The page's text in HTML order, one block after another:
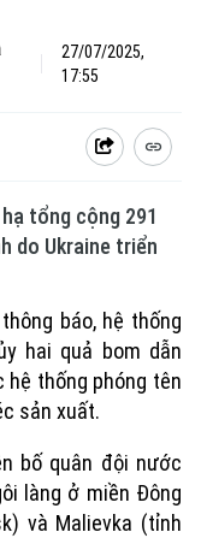
27/07/2025,
17:55
tổng cộng 291
do Ukraine triển
báo, hệ thống
hai quả bom dẫn
hệ thống phóng tên
sản xuất.
bố quân đội nước
làng ở miền Đông
và Malievka (tỉnh